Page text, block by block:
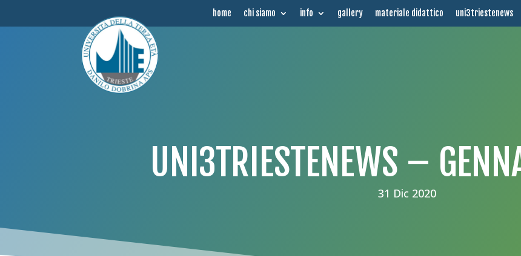
home chi siamo info gallery materiale didattico uni3triestenews
UNI3TRIESTENEWS –
31 Dic 2020